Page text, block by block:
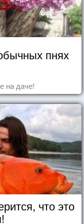
пнях
на даче!
что это